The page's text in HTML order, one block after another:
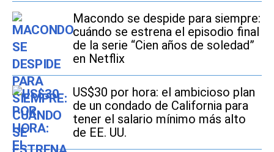
Macondo se despide para siempre:
cuándo se estrena el episodio final
de la serie “Cien años de soledad”
en Netflix
US$30 por hora: el ambicioso plan
de un condado de California para
tener el salario mínimo más alto
de EE. UU.